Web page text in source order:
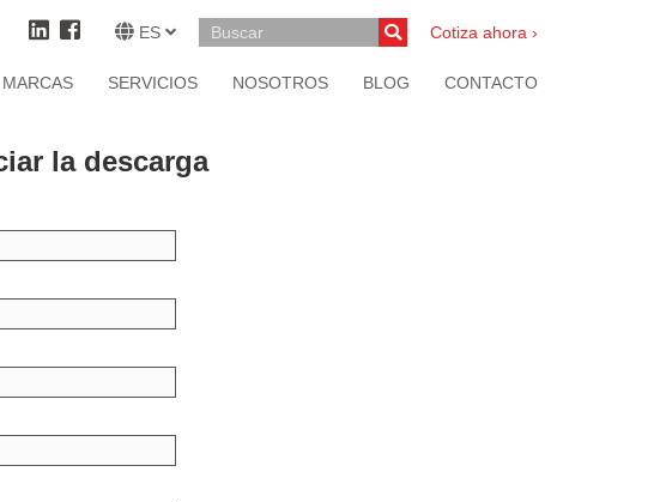
ES Cotiza ahora ›
MARCAS SERVICIOS NOSOTROS BLOG CONTACTO
la descarga